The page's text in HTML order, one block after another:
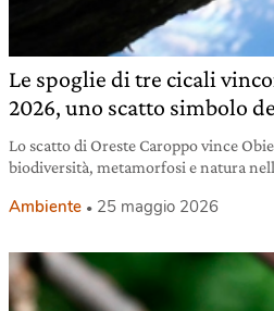
Le spoglie di tre cicali
2026, uno scatto simbolo
Lo scatto di Oreste Caroppo vince
biodiversità, metamorfosi e natura
Ambiente 25 maggio 2026